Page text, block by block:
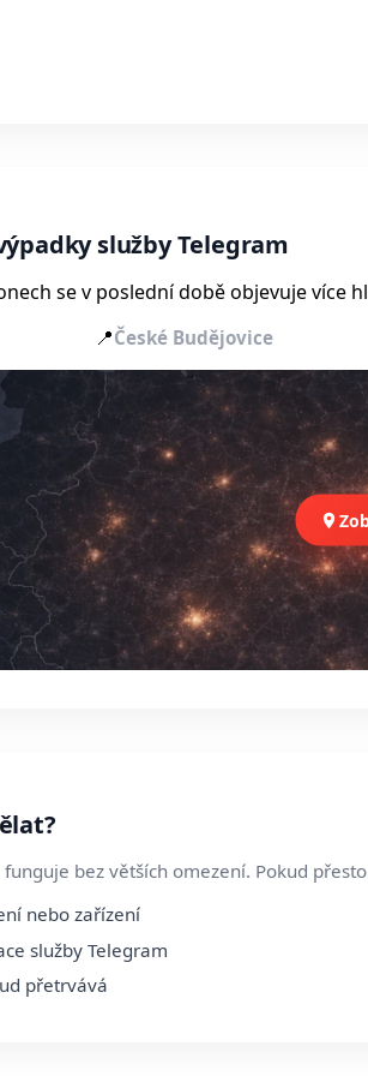
služby Telegram
se v poslední době objevuje více
📍České Budějovice
bez větších omezení. Pokud
nebo zařízení
služby Telegram
přetrvává